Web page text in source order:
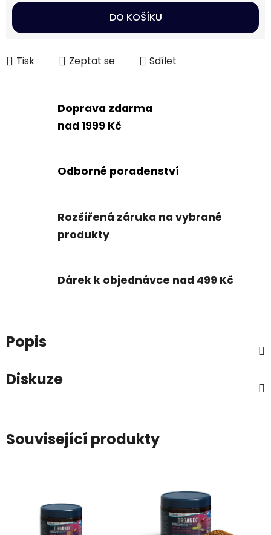
Měrná cena:
DO KOŠÍKU
Tisk Zeptat se Sdílet
Doprava zdarma
nad 1999 Kč
Odborné poradenství
Rozšířená záruka na vybrané
produkty
Dárek k objednávce nad 499 Kč
Popis
Diskuze
Související produkty